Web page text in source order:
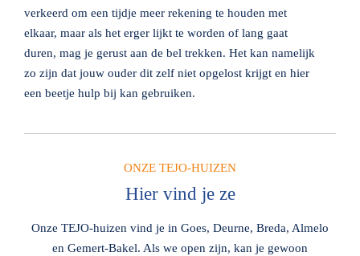
verkeerd om een tijdje meer rekening te houden met
elkaar, maar als het erger lijkt te worden of lang gaat
duren, mag je gerust aan de bel trekken. Het kan namelijk
zo zijn dat jouw ouder dit zelf niet opgelost krijgt en hier
een beetje hulp bij kan gebruiken.
ONZE TEJO-HUIZEN
Hier vind je ze
Onze TEJO-huizen vind je in Goes, Deurne, Breda, Almelo
en Gemert-Bakel. Als we open zijn, kan je gewoon